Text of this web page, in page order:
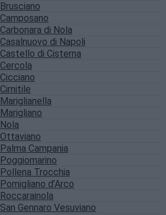
Brusciano
Camposano
Carbonara di Nola
Casalnuovo di Napoli
Castello di Cisterna
Cercola
Cicciano
Cimitile
Mariglianella
Marigliano
Nola
Ottaviano
Palma Campania
Poggiomarino
Pollena Trocchia
Pomigliano d’Arco
Roccarainola
San Gennaro Vesuviano